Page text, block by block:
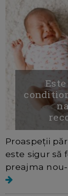
Proaspeții
este sigur să
preajma